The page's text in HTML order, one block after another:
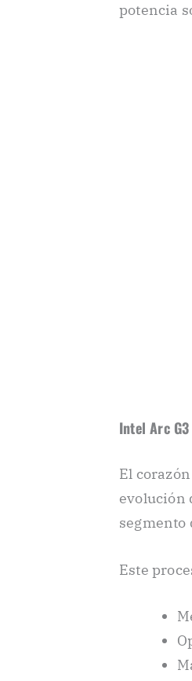
potencia
Intel Arc
El
evolución
Este